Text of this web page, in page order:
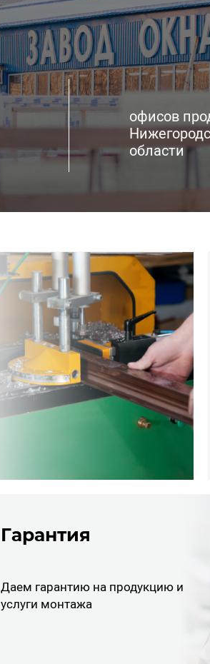
офисов
области
Гарантия
Даем гарантию на продукцию и
услуги монтажа